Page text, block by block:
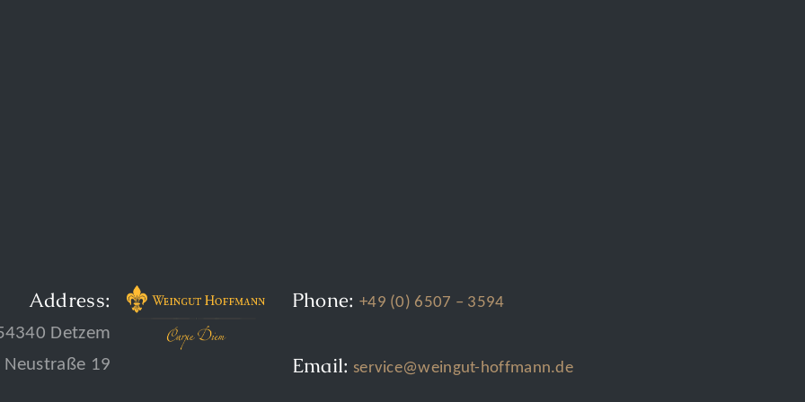
Address:
Detzem
Neustraße 19
Phone: +49 (0) 6507 – 3594
Email: service@weingut-hoffmann.de